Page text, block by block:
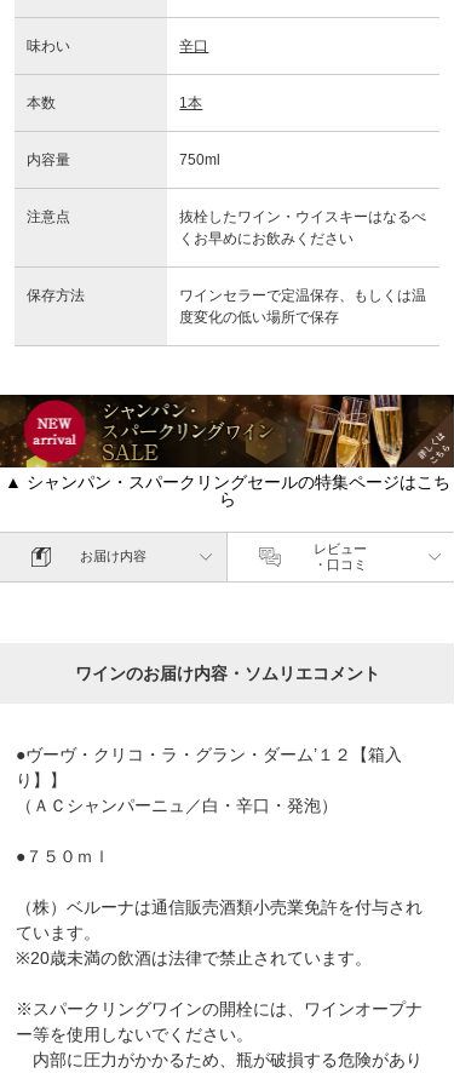
味わい 辛口
本数 1本
内容量 750ml
注意点
抜栓したワイン・ウイスキーはなるべ
くお早めにお飲みください
保存方法
ワインセラーで定温保存、もしくは温
度変化の低い場所で保存
▲ シャンパン・スパークリングセールの特集ページはこち
ら
お届け内容
レビュー
・口コミ
ワインのお届け内容・ソムリエコメント
●ヴーヴ・クリコ・ラ・グラン・ダーム’１２【箱入
り】】
（ＡＣシャンパーニュ／白・辛口・発泡）
●７５０ｍｌ
（株）ベルーナは通信販売酒類小売業免許を付与され
ています。
※20歳未満の飲酒は法律で禁止されています。
※スパークリングワインの開栓には、ワインオープナ
ー等を使用しないでください。
内部に圧力がかかるため、瓶が破損する危険があり